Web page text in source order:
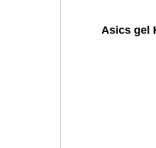
Asics gel